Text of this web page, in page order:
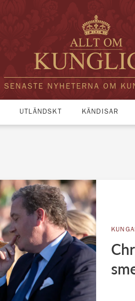
SENASTE NYHETERNA OM
UTLÄNDSKT KÄNDISAR